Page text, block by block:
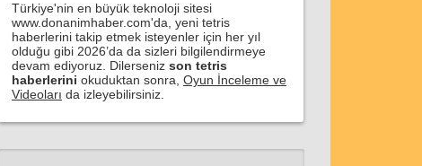
Türkiye'nin en büyük teknoloji sitesi
www.donanimhaber.com'da, yeni tetris
haberlerini takip etmek isteyenler için her yıl
olduğu gibi 2026’da da sizleri bilgilendirmeye
devam ediyoruz. Dilerseniz son tetris
haberlerini okuduktan sonra, Oyun İnceleme ve
Videoları da izleyebilirsiniz.